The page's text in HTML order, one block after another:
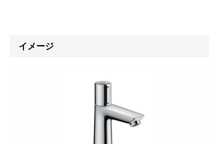
イメージ